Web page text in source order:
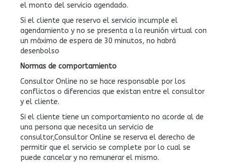
el monto del servicio agendado.
Si el cliente que reservo el servicio incumple el
agendamiento y no se presenta a la reunión virtual con
un máximo de espera de 30 minutos, no habrá
desenbolso
Normas de comportamiento
Consultor Online no se hace responsable por los
conflictos o diferencias que existan entre el consultor
y el cliente.
Si el cliente tiene un comportamiento no acorde al de
una persona que necesita un servicio de
consultor,Consultor Online se reserva el derecho de
permitir que el servicio se complete por lo cual se
puede cancelar y no remunerar el mismo.